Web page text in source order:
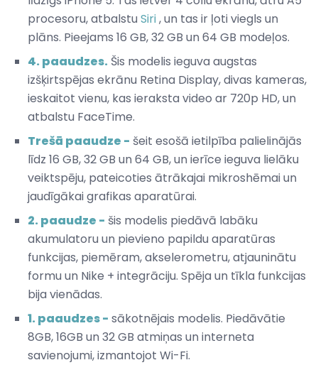
procesoru, atbalstu Siri, un tas ir ļoti viegls un
plāns. Pieejams 16 GB, 32 GB un 64 GB modeļos.
4. paaudzes. Šis modelis ieguva augstas
izšķirtspējas ekrānu Retina Display, divas kameras,
ieskaitot vienu, kas ieraksta video ar 720p HD, un
atbalstu FaceTime.
Trešā paaudze - šeit esošā ietilpība palielinājās
līdz 16 GB, 32 GB un 64 GB, un ierīce ieguva lielāku
veiktspēju, pateicoties ātrākajai mikroshēmai un
jaudīgākai grafikas aparatūrai.
2. paaudze - šis modelis piedāvā labāku
akumulatoru un pievieno papildu aparatūras
funkcijas, piemēram, akselerometru, atjauninātu
formu un Nike + integrāciju. Spēja un tīkla funkcijas
bija vienādas.
1. paaudzes - sākotnējais modelis. Piedāvātie
8GB, 16GB un 32 GB atmiņas un interneta
savienojumi, izmantojot Wi-Fi.